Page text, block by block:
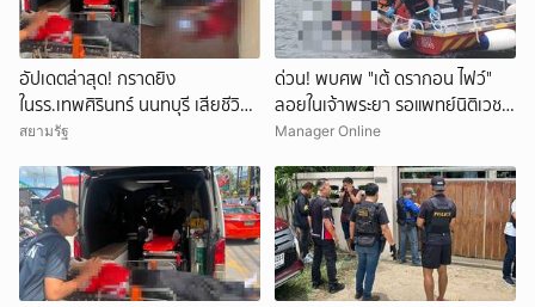
อัปเดตล่าสุด! กราดยิง
ในรร.เทพศิรินทร์ นนทบุรี เสียชีวิต
รวม 7 ราย เป็นครู 3 ราย นักเรียน
กว่า 15 ราย
สยามรัฐ
ด่วน! พบศพ "เต้ ดรากอน ไฟว์"
ลอยในเจ้าพระยา รอแพทย์นิติเวช-
ตร.มาตรวจสอบ
Manager Online